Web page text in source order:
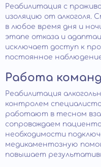
Реабилитация с
изоляцию от алкоголя.
в любое время дня и
этапе отказа и
исключает доступ к
постоянное
Работа
Реабилитация
контролем
работают в тесном
сопровождаем
необходимости
медикаментозную
повышает